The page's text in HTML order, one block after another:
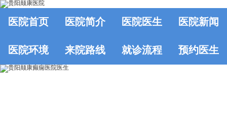
医院首页 医院简介 医院医生 医院新闻
医院环境 来院路线 就诊流程 预约医生